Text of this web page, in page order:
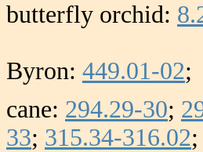
butterfly orchid:
Byron: 449.01-02;
cane: 294.29-30;
33; 315.34-316.02;